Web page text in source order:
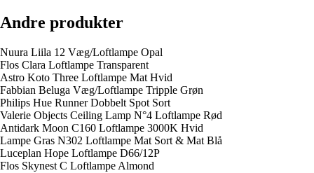
Andre produkter
Nuura Liila 12 Væg/Loftlampe Opal
Flos Clara Loftlampe Transparent
Astro Koto Three Loftlampe Mat Hvid
Fabbian Beluga Væg/Loftlampe Tripple Grøn
Philips Hue Runner Dobbelt Spot Sort
Valerie Objects Ceiling Lamp N°4 Loftlampe Rød
Antidark Moon C160 Loftlampe 3000K Hvid
Lampe Gras N302 Loftlampe Mat Sort & Mat Blå
Luceplan Hope Loftlampe D66/12P
Flos Skynest C Loftlampe Almond